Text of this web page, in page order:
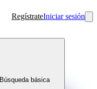
RegístrateIniciar sesión
Búsqueda básica